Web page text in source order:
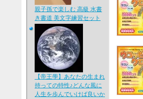
親子孫で楽しむ 高級 水書
き書道 美文字練習セット
【帝王學】あなたの生まれ
持っての特性♪どんな風に
人生を歩んでいけば良いか